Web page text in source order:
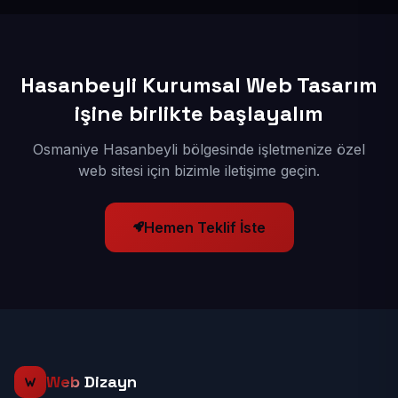
Hasanbeyli Kurumsal Web Tasarım
işine birlikte başlayalım
Osmaniye Hasanbeyli bölgesinde işletmenize özel
web sitesi için bizimle iletişime geçin.
Hemen Teklif İste
Web Dizayn